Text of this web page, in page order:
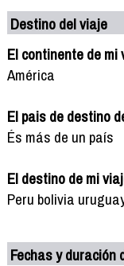
Destino del viaje
El continente de mi
América
El pais de destino
És más de un país
El destino de mi
Peru bolivia
Fechas y duración